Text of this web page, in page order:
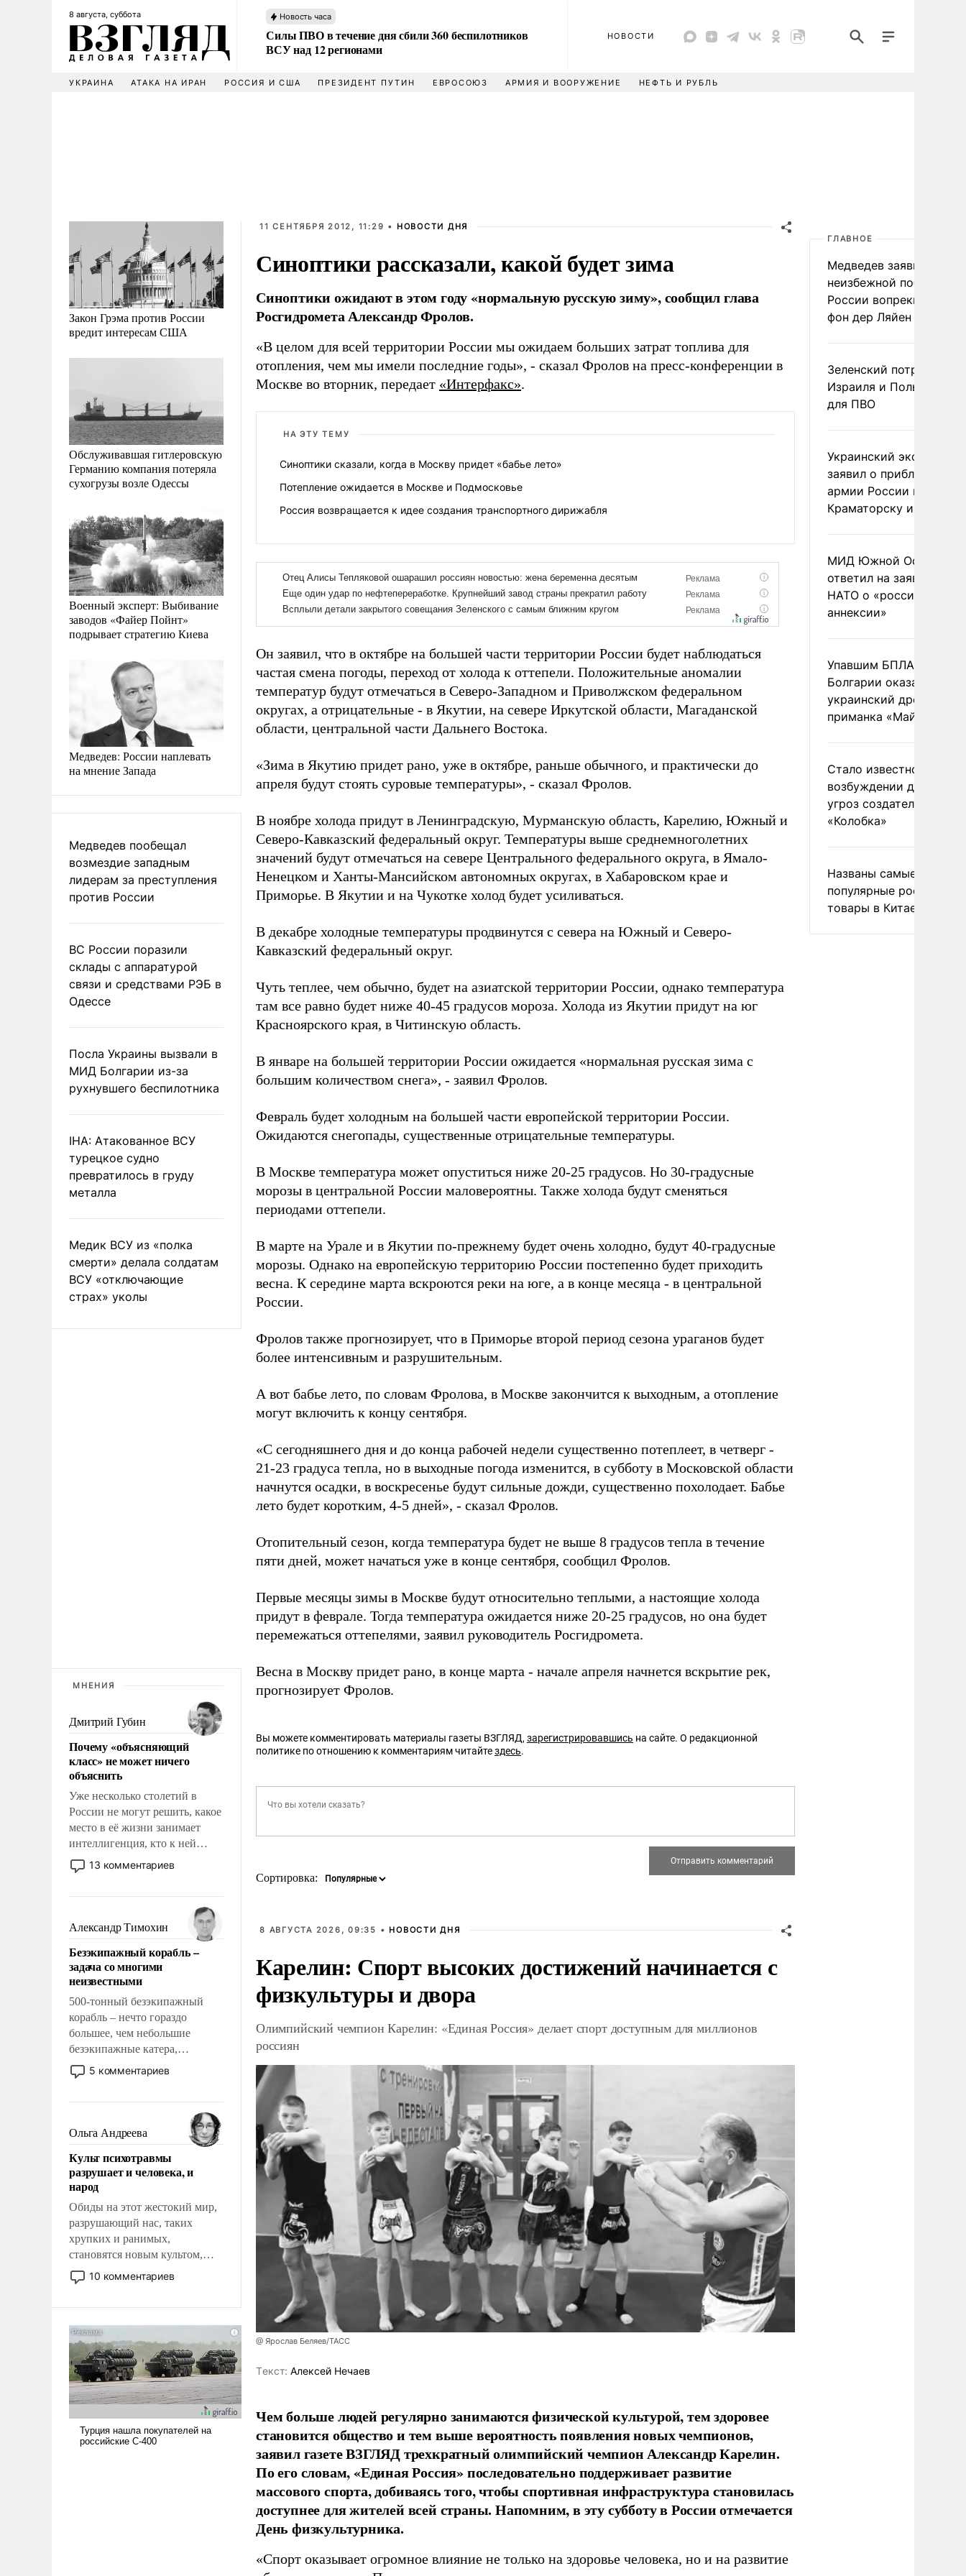
8 августа, суббота Новость часа
Силы ПВО в течение дня сбили 360 беспилотников
ВСУ над 12 регионами
НОВОСТИ
УКРАИНА АТАКА НА ИРАН РОССИЯ И США ПРЕЗИДЕНТ ПУТИН ЕВРОСОЮЗ АРМИЯ И ВООРУЖЕНИЕ НЕФТЬ И РУБЛЬ
Закон Грэма против России
вредит интересам США
Обслуживавшая гитлеровскую
Германию компания потеряла
сухогрузы возле Одессы
Военный эксперт: Выбивание
заводов «Файер Пойнт»
подрывает стратегию Киева
Медведев: России наплевать
на мнение Запада
Медведев пообещал
возмездие западным
лидерам за преступления
против России
ВС России поразили
склады с аппаратурой
связи и средствами РЭБ в
Одессе
Посла Украины вызвали в
МИД Болгарии из-за
рухнувшего беспилотника
IHA: Атакованное ВСУ
турецкое судно
превратилось в груду
металла
Медик ВСУ из «полка
смерти» делала солдатам
ВСУ «отключающие
страх» уколы
МНЕНИЯ
Дмитрий Губин
Почему «объясняющий
класс» не может ничего
объяснить
Уже несколько столетий в
России не могут решить, какое
место в её жизни занимает
интеллигенция, кто к ней
принадлежит, а кого из неё
исключили с правом
чем она отличается от просто
образованных людей. Иногда
казалось, что эти вопросы
решены раз и навсегда, но –
нет, не решены.
13 комментариев
Александр Тимохин
Безэкипажный корабль –
задача со многими
неизвестными
500-тонный безэкипажный
корабль – нечто гораздо
большее, чем небольшие
безэкипажные катера,
применение которых уже
стало обыденностью. Задача по
сложна и амбициозна. Однако
и ее реализация радикально
поднимет наши боевые
возможности.
5 комментариев
Ольга Андреева
Культ психотравмы
разрушает и человека, и
народ
Обиды на этот жестокий мир,
разрушающий нас, таких
хрупких и ранимых,
становятся новым культом,
постепенно вытесняя и
отменяя традиционное
ударами судьбы, брать на себя
ответственность, помогать
слабым, идти вперед и
адаптироваться.
10 комментариев
11 СЕНТЯБРЯ 2012, 11:29 • НОВОСТИ ДНЯ
Синоптики рассказали, какой будет зима
Синоптики ожидают в этом году «нормальную русскую зиму», сообщил глава
Росгидромета Александр Фролов.
«В целом для всей территории России мы ожидаем больших затрат топлива для
отопления, чем мы имели последние годы», - сказал Фролов на пресс-конференции в
Москве во вторник, передает «Интерфакс».
НА ЭТУ ТЕМУ
Синоптики сказали, когда в Москву придет «бабье лето»
Потепление ожидается в Москве и Подмосковье
Россия возвращается к идее создания транспортного дирижабля
Он заявил, что в октябре на большей части территории России будет наблюдаться
частая смена погоды, переход от холода к оттепели. Положительные аномалии
температур будут отмечаться в Северо-Западном и Приволжском федеральном
округах, а отрицательные - в Якутии, на севере Иркутской области, Магаданской
области, центральной части Дальнего Востока.
«Зима в Якутию придет рано, уже в октябре, раньше обычного, и практически до
апреля будут стоять суровые температуры», - сказал Фролов.
В ноябре холода придут в Ленинградскую, Мурманскую область, Карелию, Южный и
Северо-Кавказский федеральный округ. Температуры выше среднемноголетних
значений будут отмечаться на севере Центрального федерального округа, в Ямало-
Ненецком и Ханты-Мансийском автономных округах, в Хабаровском крае и
Приморье. В Якутии и на Чукотке холод будет усиливаться.
В декабре холодные температуры продвинутся с севера на Южный и Северо-
Кавказский федеральный округ.
Чуть теплее, чем обычно, будет на азиатской территории России, однако температура
там все равно будет ниже 40-45 градусов мороза. Холода из Якутии придут на юг
Красноярского края, в Читинскую область.
В январе на большей территории России ожидается «нормальная русская зима с
большим количеством снега», - заявил Фролов.
Февраль будет холодным на большей части европейской территории России.
Ожидаются снегопады, существенные отрицательные температуры.
В Москве температура может опуститься ниже 20-25 градусов. Но 30-градусные
морозы в центральной России маловероятны. Также холода будут сменяться
периодами оттепели.
В марте на Урале и в Якутии по-прежнему будет очень холодно, будут 40-градусные
морозы. Однако на европейскую территорию России постепенно будет приходить
весна. К середине марта вскроются реки на юге, а в конце месяца - в центральной
России.
Фролов также прогнозирует, что в Приморье второй период сезона ураганов будет
более интенсивным и разрушительным.
А вот бабье лето, по словам Фролова, в Москве закончится к выходным, а отопление
могут включить к концу сентября.
«С сегодняшнего дня и до конца рабочей недели существенно потеплеет, в четверг -
21-23 градуса тепла, но в выходные погода изменится, в субботу в Московской области
начнутся осадки, в воскресенье будут сильные дожди, существенно похолодает. Бабье
лето будет коротким, 4-5 дней», - сказал Фролов.
Отопительный сезон, когда температура будет не выше 8 градусов тепла в течение
пяти дней, может начаться уже в конце сентября, сообщил Фролов.
Первые месяцы зимы в Москве будут относительно теплыми, а настоящие холода
придут в феврале. Тогда температура ожидается ниже 20-25 градусов, но она будет
перемежаться оттепелями, заявил руководитель Росгидромета.
Весна в Москву придет рано, в конце марта - начале апреля начнется вскрытие рек,
прогнозирует Фролов.
Вы можете комментировать материалы газеты ВЗГЛЯД, зарегистрировавшись на сайте. О редакционной
политике по отношению к комментариям читайтездесь.
Сортировка:
8 АВГУСТА 2026, 09:35 • НОВОСТИ ДНЯ
Карелин: Спорт высоких достижений начинается с
физкультуры и двора
Олимпийский чемпион Карелин: «Единая Россия» делает спорт доступным для миллионов
россиян
@ Ярослав Беляев/ТАСС
Tекст: Алексей Нечаев
Чем больше людей регулярно занимаются физической культурой, тем здоровее
становится общество и тем выше вероятность появления новых чемпионов,
заявил газете ВЗГЛЯД трехкратный олимпийский чемпион Александр Карелин.
По его словам, «Единая Россия» последовательно поддерживает развитие
массового спорта, добиваясь того, чтобы спортивная инфраструктура становилась
доступнее для жителей всей страны. Напомним, в эту субботу в России отмечается
День физкультурника.
«Спорт оказывает огромное влияние не только на здоровье человека, но и на развитие
ГЛАВНОЕ
Медведев заявил о
неизбежной победе
России вопреки словам
фон дер Ляйен
Зеленский потребовал
Израиля и Польши
для ПВО
Украинский эксперт
заявил о приближении
армии России к
Краматорску и
МИД Южной Осетии
ответил на заявления
НАТО о «российской
аннексии»
Упавшим БПЛА в
Болгарии оказался
украинский дрон-
приманка «Майя»
Стало известно о
возбуждении дела из-
угроз создателям
«Колобка»
Названы самые
популярные российские
товары в Китае